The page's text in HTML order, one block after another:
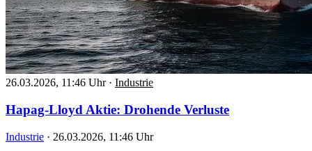
26.03.2026, 11:46 Uhr · Industrie
Hapag-Lloyd Aktie: Drohende Verluste
Industrie · 26.03.2026, 11:46 Uhr